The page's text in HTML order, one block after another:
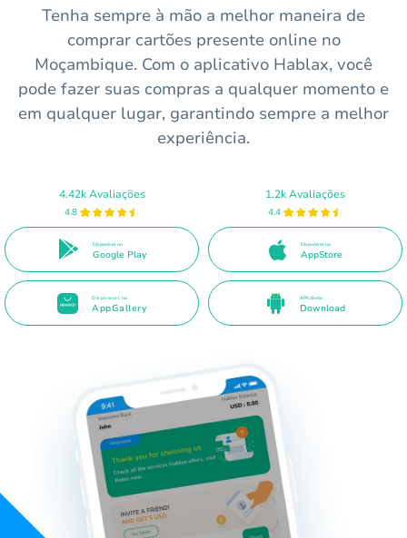
Tenha sempre à mão a melhor maneira de
comprar cartões presente online no
Moçambique. Com o aplicativo Hablax, você
pode fazer suas compras a qualquer momento e
em qualquer lugar, garantindo sempre a melhor
experiência.
4.42k Avaliações
4.8
Disponível no
Google Play
1.2k Avaliações
4.4
Disponível na
AppStore
Disponível na
AppGallery
APK direto
Download